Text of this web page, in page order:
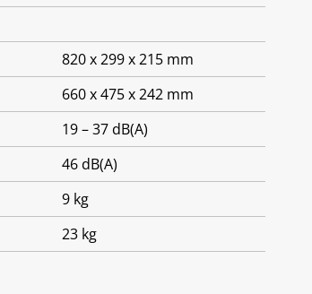
820 x 299 x 215 mm
660 x 475 x 242 mm
19 – 37 dB(A)
46 dB(A)
9 kg
23 kg